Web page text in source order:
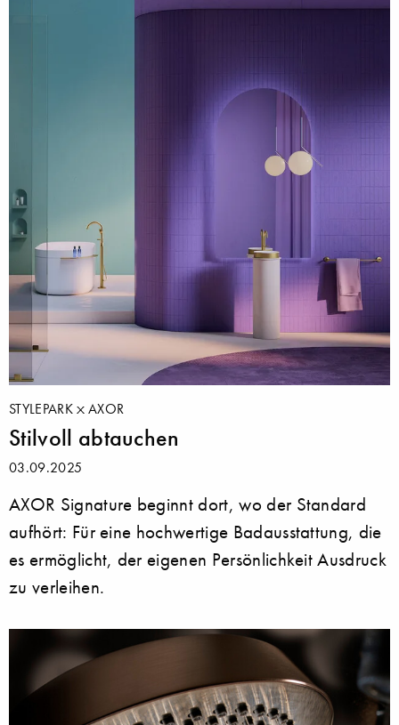
STYLEPARK AXOR
Stilvoll abtauchen
03.09.2025
AXOR Signature beginnt dort, wo der Standard
aufhört: Für eine hochwertige Badausstattung, die
es ermöglicht, der eigenen Persönlichkeit Ausdruck
zu verleihen.